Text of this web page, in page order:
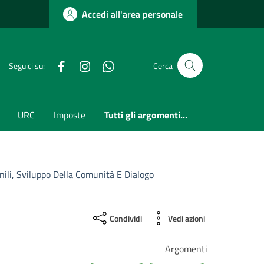
Accedi all'area personale
Seguici su: FacebookInstagramwhatsappCerca
URC Imposte Tutti gli argomenti...
Sviluppo Della Comunità E Dialogo
Condividi Vedi azioni
Argomenti